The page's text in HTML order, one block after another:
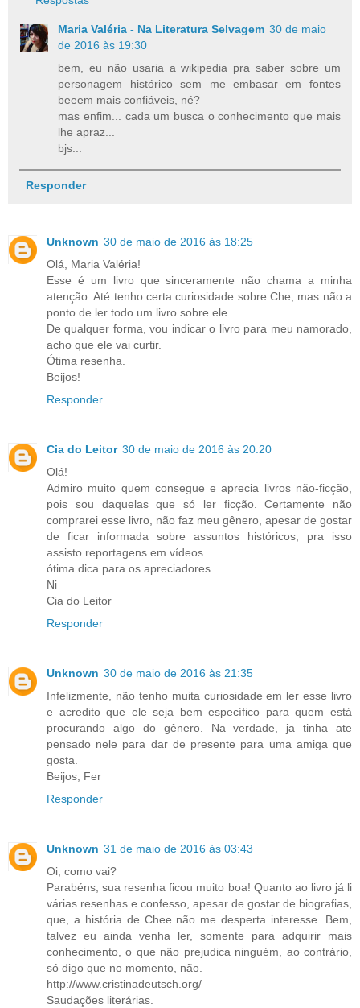
Maria Valéria - Na Literatura Selvagem 30 de maio
de 2016 às 19:30
bem, eu não usaria a wikipedia pra saber sobre um
personagem histórico sem me embasar em fontes
beeem mais confiáveis, né?
mas enfim... cada um busca o conhecimento que mais
lhe apraz...
bjs...
Responder
Unknown 30 de maio de 2016 às 18:25
Olá, Maria Valéria!
Esse é um livro que sinceramente não chama a minha
atenção. Até tenho certa curiosidade sobre Che, mas não a
ponto de ler todo um livro sobre ele.
De qualquer forma, vou indicar o livro para meu namorado,
acho que ele vai curtir.
Ótima resenha.
Beijos!
Responder
Cia do Leitor 30 de maio de 2016 às 20:20
Olá!
Admiro muito quem consegue e aprecia livros não-ficção,
pois sou daquelas que só ler ficção. Certamente não
comprarei esse livro, não faz meu gênero, apesar de gostar
de ficar informada sobre assuntos históricos, pra isso
assisto reportagens em vídeos.
ótima dica para os apreciadores.
Ni
Cia do Leitor
Responder
Unknown 30 de maio de 2016 às 21:35
Infelizmente, não tenho muita curiosidade em ler esse livro
e acredito que ele seja bem específico para quem está
procurando algo do gênero. Na verdade, ja tinha ate
pensado nele para dar de presente para uma amiga que
gosta.
Beijos, Fer
Responder
Unknown 31 de maio de 2016 às 03:43
Oi, como vai?
Parabéns, sua resenha ficou muito boa! Quanto ao livro já li
várias resenhas e confesso, apesar de gostar de biografias,
que, a história de Chee não me desperta interesse. Bem,
talvez eu ainda venha ler, somente para adquirir mais
conhecimento, o que não prejudica ninguém, ao contrário,
só digo que no momento, não.
http://www.cristinadeutsch.org/
Saudações literárias.